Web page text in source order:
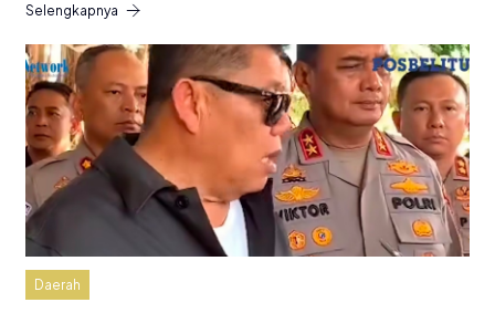
Selengkapnya
Daerah